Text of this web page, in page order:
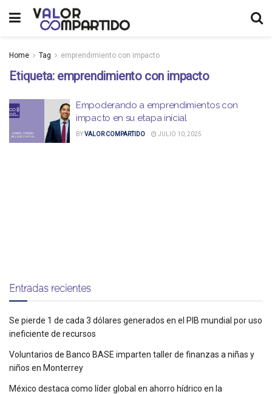
Home Tag emprendimiento con impacto
Etiqueta: emprendimiento con impacto
Empoderando a emprendimientos con
impacto en su etapa inicial
BYVALOR COMPARTIDO JULIO 10, 2025
Entradas recientes
Se pierde 1 de cada 3 dólares generados en el PIB mundial por uso
ineficiente de recursos
Voluntarios de Banco BASE imparten taller de finanzas a niñas y
niños en Monterrey
México destaca como líder global en ahorro hídrico en la